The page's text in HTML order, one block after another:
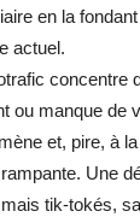
en la
actuel.
concentre
ou manque
et, pire, à
Une
tik-tokés,